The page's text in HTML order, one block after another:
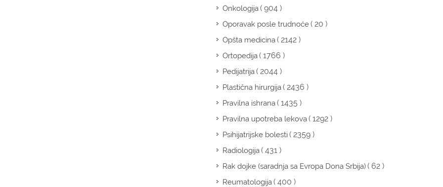
Onkologija( 904 )
Oporavak posle trudnoće( 20 )
Opšta medicina( 2142 )
Ortopedija( 1766 )
Pedijatrija( 2044 )
Plastična hirurgija( 2436 )
Pravilna ishrana( 1435 )
Pravilna upotreba lekova( 1292 )
Psihijatrijske bolesti( 2359 )
Radiologija( 431 )
Rak dojke (saradnja sa Evropa Dona Srbija)( 62 )
Reumatologija( 400 )